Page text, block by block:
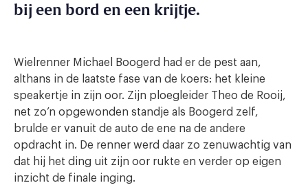
bij een bord en een krijtje.
Wielrenner Michael Boogerd had er de pest aan,
althans in de laatste fase van de koers: het kleine
speakertje in zijn oor. Zijn ploegleider Theo de Rooij,
net zo’n opgewonden standje als Boogerd zelf,
brulde er vanuit de auto de ene na de andere
opdracht in. De renner werd daar zo zenuwachtig van
dat hij het ding uit zijn oor rukte en verder op eigen
inzicht de finale inging.